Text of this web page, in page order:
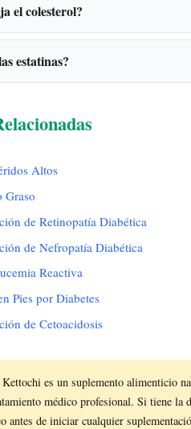
el colesterol?
estatinas?
Altos
Graso
de Retinopatía Diabética
de Nefropatía Diabética
Reactiva
Pies por Diabetes
de Cetoacidosis
Kettochi es un suplemento alimenticio
médico profesional. Si tiene
antes de iniciar cualquier